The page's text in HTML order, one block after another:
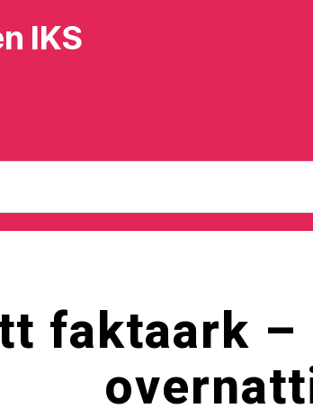
IKS
faktaark –